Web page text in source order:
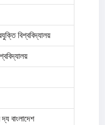
বিশ্ববিদ্যালয়
বাংলাদেশ